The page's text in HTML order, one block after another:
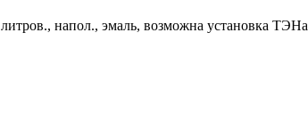
напол., эмаль, возможна установка ТЭНа